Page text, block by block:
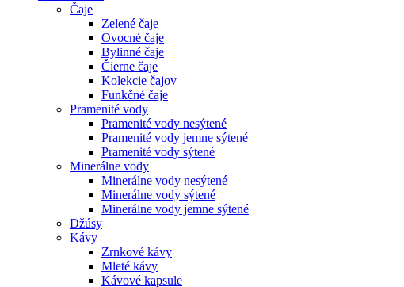
Čaje
Zelené čaje
Ovocné čaje
Bylinné čaje
Čierne čaje
Kolekcie čajov
Funkčné čaje
Pramenité vody
Pramenité vody nesýtené
Pramenité vody jemne sýtené
Pramenité vody sýtené
Minerálne vody
Minerálne vody nesýtené
Minerálne vody sýtené
Minerálne vody jemne sýtené
Džúsy
Kávy
Zrnkové kávy
Mleté kávy
Kávové kapsule